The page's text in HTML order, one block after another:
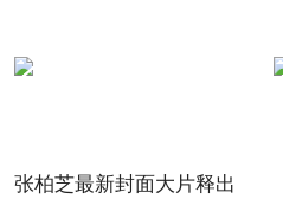
张柏芝最新封面大片释出